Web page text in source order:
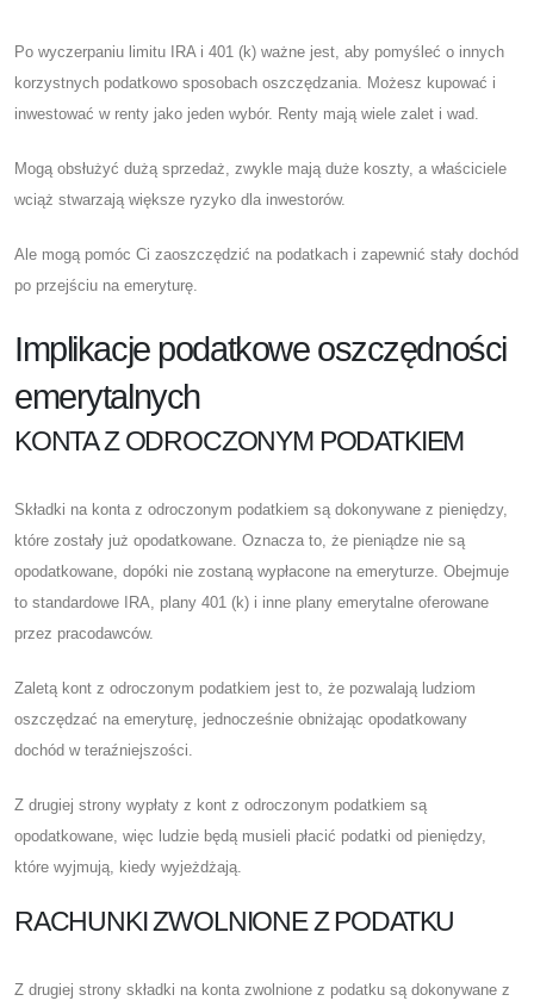
Po wyczerpaniu limitu IRA i 401 (k) ważne jest, aby pomyśleć o innych
korzystnych podatkowo sposobach oszczędzania. Możesz kupować i
inwestować w renty jako jeden wybór. Renty mają wiele zalet i wad.
Mogą obsłużyć dużą sprzedaż, zwykle mają duże koszty, a właściciele
wciąż stwarzają większe ryzyko dla inwestorów.
Ale mogą pomóc Ci zaoszczędzić na podatkach i zapewnić stały dochód
po przejściu na emeryturę.
Implikacje podatkowe oszczędności
emerytalnych
KONTA Z ODROCZONYM PODATKIEM
Składki na konta z odroczonym podatkiem są dokonywane z pieniędzy,
które zostały już opodatkowane. Oznacza to, że pieniądze nie są
opodatkowane, dopóki nie zostaną wypłacone na emeryturze. Obejmuje
to standardowe IRA, plany 401 (k) i inne plany emerytalne oferowane
przez pracodawców.
Zaletą kont z odroczonym podatkiem jest to, że pozwalają ludziom
oszczędzać na emeryturę, jednocześnie obniżając opodatkowany
dochód w teraźniejszości.
Z drugiej strony wypłaty z kont z odroczonym podatkiem są
opodatkowane, więc ludzie będą musieli płacić podatki od pieniędzy,
które wyjmują, kiedy wyjeżdżają.
RACHUNKI ZWOLNIONE Z PODATKU
Z drugiej strony składki na konta zwolnione z podatku są dokonywane z